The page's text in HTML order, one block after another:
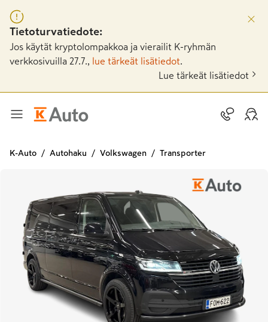
Tietoturvatiedote:
Jos käytät kryptolompakkoa ja vierailit K-ryhmän
verkkosivuilla 27.7.,
lue tärkeät lisätiedot
Lue tärkeät lisätiedot
K-Auto Autohaku Volkswagen Transporter